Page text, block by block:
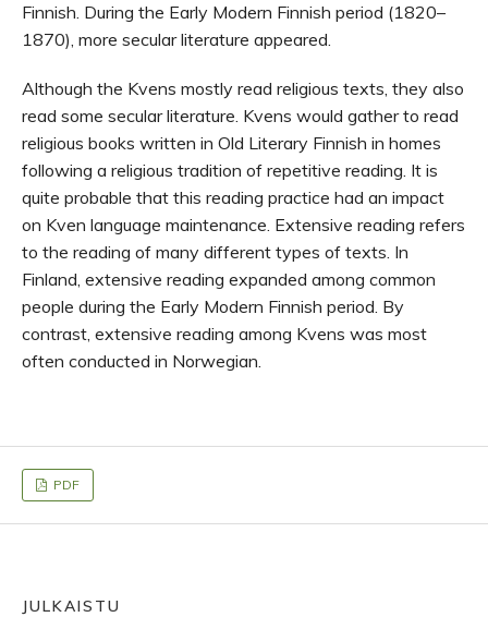
Finnish. During the Early Modern Finnish period (1820–
1870), more secular literature appeared.
Although the Kvens mostly read religious texts, they also
read some secular literature. Kvens would gather to read
religious books written in Old Literary Finnish in homes
following a religious tradition of repetitive reading. It is
quite probable that this reading practice had an impact
on Kven language maintenance. Extensive reading refers
to the reading of many different types of texts. In
Finland, extensive reading expanded among common
people during the Early Modern Finnish period. By
contrast, extensive reading among Kvens was most
often conducted in Norwegian.
PDF
JULKAISTU